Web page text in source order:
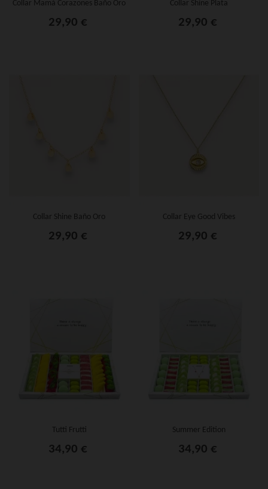
Collar Mamá Corazones Baño Oro
29,90 €
Collar Shine Plata
29,90 €
Collar Shine Baño Oro
29,90 €
Collar Eye Good Vibes
29,90 €
Tutti Frutti
34,90 €
Summer Edition
34,90 €